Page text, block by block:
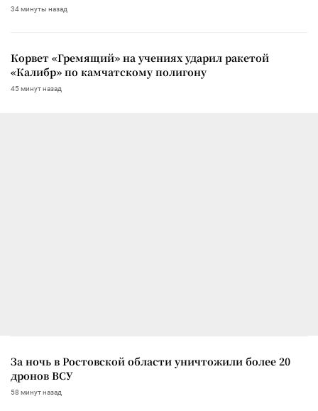
34 минуты назад
Корвет «Гремящий» на учениях ударил ракетой
«Калибр» по камчатскому полигону
45 минут назад
За ночь в Ростовской области уничтожили более 20
дронов ВСУ
58 минут назад